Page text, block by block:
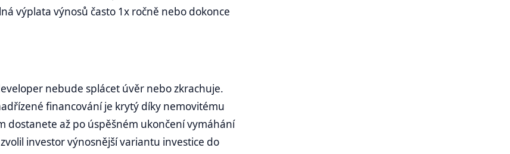
výplata výnosů často 1x ročně nebo dokonce
nebude splácet úvěr nebo zkrachuje.
financování je krytý díky nemovitému
dostanete až po úspěšném ukončení vymáhání
investor výnosnější variantu investice do